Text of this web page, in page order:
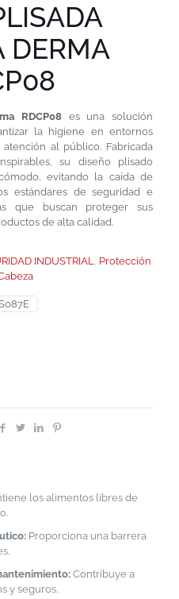
DERMA
RDCP08es una solución
la higiene en entornos
al público. Fabricada
su diseño plisado
evitando la caída de
estándares de seguridad e
que buscan proteger sus
de alta calidad.
INDUSTRIAL, Protección
los alimentos libres de
Proporciona una barrera
Contribuye a
y seguros.